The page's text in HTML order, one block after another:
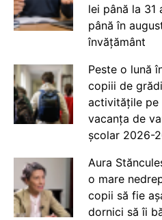
lei până la
până în
învățământ
Peste o lună
copiii de
activitățile pe
vacanța de
școlar 2026-
Aura
o mare
copii să fie
dornici să îi